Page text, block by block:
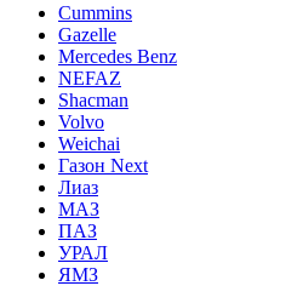
Cummins
Gazelle
Mercedes Benz
NEFAZ
Shacman
Volvo
Weichai
Газон Next
Лиаз
МАЗ
ПАЗ
УРАЛ
ЯМЗ